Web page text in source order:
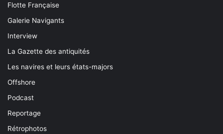
Flotte Française
Galerie Navigants
Interview
La Gazette des antiquités
Les navires et leurs états-majors
Offshore
Podcast
Reportage
Rétrophotos